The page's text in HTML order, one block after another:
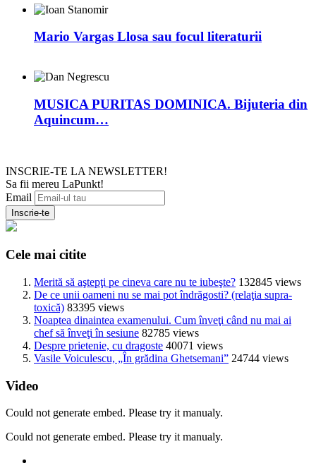
Mario Vargas Llosa sau focul literaturii
MUSICA PURITAS DOMINICA. Bijuteria din
Aquincum…
INSCRIE-TE LA NEWSLETTER!
Sa fii mereu LaPunkt!
Email
Cele mai citite
Merită să aştepţi pe cineva care nu te iubeşte? 132845 views
De ce unii oameni nu se mai pot îndrăgosti? (relaţia supra-
toxică) 83395 views
Noaptea dinaintea examenului. Cum înveţi când nu mai ai
chef să înveţi în sesiune 82785 views
Despre prietenie, cu dragoste 40071 views
Vasile Voiculescu, „În grădina Ghetsemani” 24744 views
Video
Could not generate embed. Please try it manualy.
Could not generate embed. Please try it manualy.